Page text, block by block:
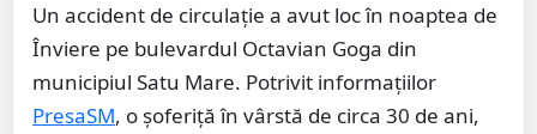
Un accident de circulație a avut loc în noaptea de
Înviere pe bulevardul Octavian Goga din
municipiul Satu Mare. Potrivit informațiilor
PresaSM, o șoferiță în vârstă de circa 30 de ani,